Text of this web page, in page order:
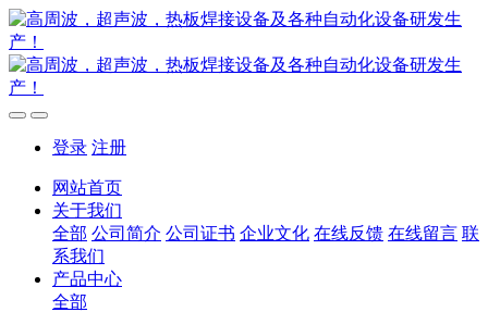
登录 注册
网站首页
关于我们
全部 公司简介 公司证书 企业文化 在线反馈 在线留言 联
系我们
产品中心
全部